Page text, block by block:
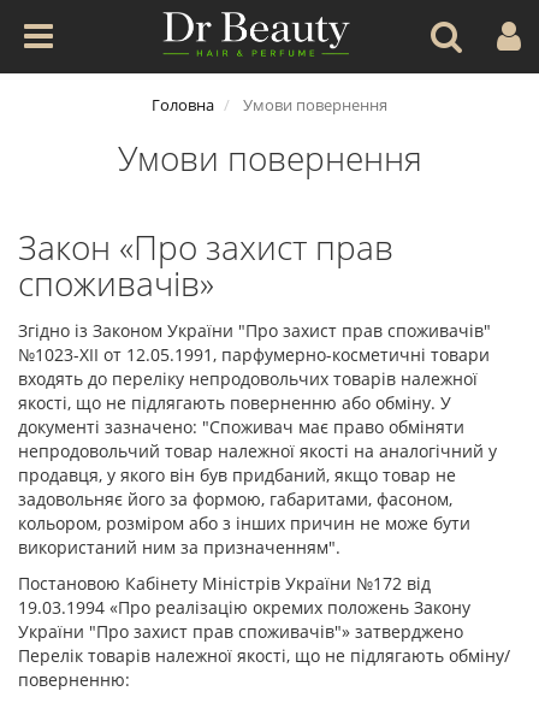
Головна Умови повернення
Умови повернення
Закон «Про захист прав
споживачів»
Згiдно iз Законом України "Про захист прав споживачів"
№1023-XII от 12.05.1991, парфумерно-косметичні товари
входять до переліку непродовольчих товарів належної
якості, що не підлягають поверненню або обміну. У
документі зазначено: "Споживач має право обміняти
непродовольчий товар належної якості на аналогічний у
продавця, у якого він був придбаний, якщо товар не
задовольняє його за формою, габаритами, фасоном,
кольором, розміром або з інших причин не може бути
використаний ним за призначенням".
Постановою Кабінету Міністрів України №172 від
19.03.1994 «Про реалізацію окремих положень Закону
України "Про захист прав споживачів"» затверджено
Перелік товарів належної якості, що не підлягають обміну/
поверненню: